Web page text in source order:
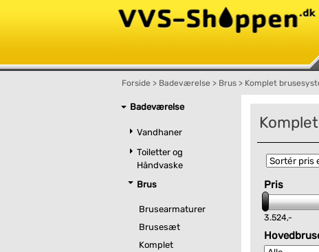
Forside > Badeværelse > Brus > Komplet
Badeværelse
Vandhaner
Toiletter og
Håndvaske
Brus
Brusearmaturer
Brusesæt
Komplet
Pris
3.524,-